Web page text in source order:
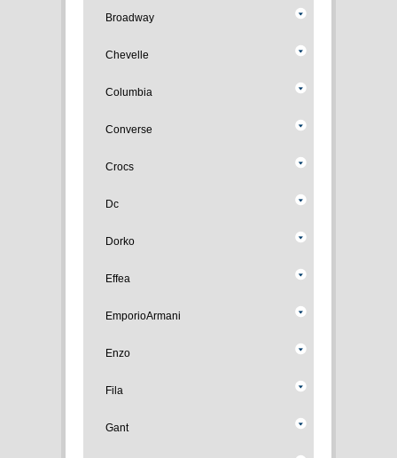
Broadway
Chevelle
Columbia
Converse
Crocs
Dc
Dorko
Effea
EmporioArmani
Enzo
Fila
Gant